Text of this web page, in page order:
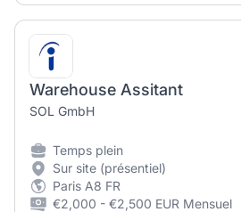
Warehouse Assitant
SOL GmbH
Temps plein
Sur site (présentiel)
Paris A8 FR
€2,000 - €2,500 EUR Mensuel